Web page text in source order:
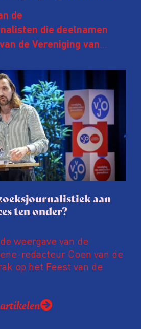
de
die deelnamen
de Vereniging van
te maken met
of een juridische
eigen werk. Dat kost
ook ervaren zij stress en
aangepast of
zelfs niet door.
aan
ten onder?
weergave van de
redacteur Coen van de
op het Feest van de
over de relatie tussen
en het publiek aan de